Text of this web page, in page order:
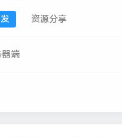
资源分享
端